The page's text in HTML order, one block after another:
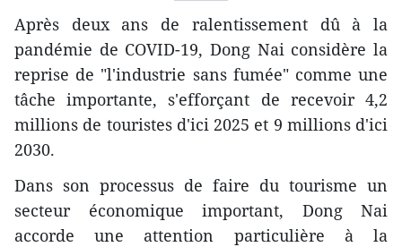
Après deux ans de ralentissement dû à la
pandémie de COVID-19, Dong Nai considère la
reprise de "l'industrie sans fumée" comme une
tâche importante, s'efforçant de recevoir 4,2
millions de touristes d'ici 2025 et 9 millions d'ici
2030.
Dans son processus de faire du tourisme un
secteur économique important, Dong Nai
accorde une attention particulière à la